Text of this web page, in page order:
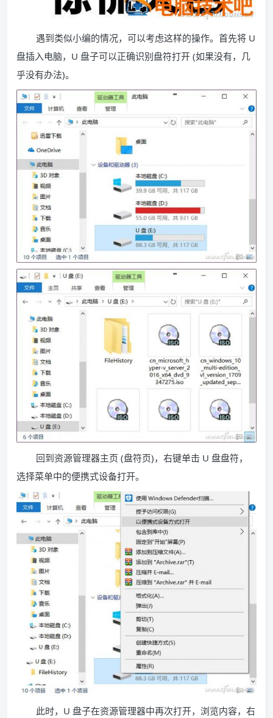
遇到类似小编的情况，可以考虑这样的操作。首先将 U
盘插入电脑，U 盘子可以正确识别盘符打开 (如果没有，几
乎没有办法)。
回到资源管理器主页 (盘符页)，右键单击 U 盘盘符，
选择菜单中的便携式设备打开。
此时，U 盘子在资源管理器中再次打开，浏览内容，右